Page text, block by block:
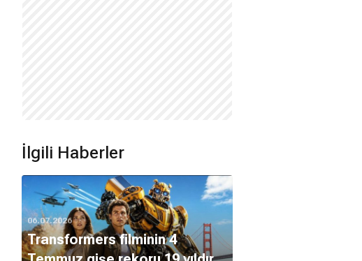
İlgili Haberler
06.07.2026
Transformers filminin 4